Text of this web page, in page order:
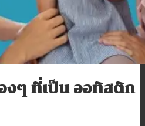
งๆ ที่เป็น ออทิสติก